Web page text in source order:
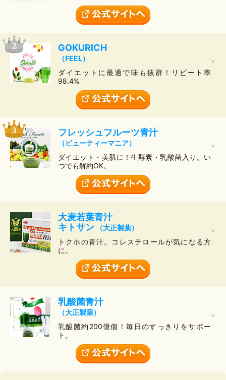
GOKURICH
（FEEL）
ダイエットに最適で味も抜群！リピート率
98.4%
フレッシュフルーツ青汁
（ビューティーマニア）
ダイエット・美肌に！生酵素・乳酸菌入り。い
つでも解約OK。
大麦若葉青汁
キトサン （大正製薬）
トクホの青汁。コレステロールが気になる方
に。
乳酸菌青汁
（大正製薬）
乳酸菌約200億個！毎日のすっきりをサポー
ト。